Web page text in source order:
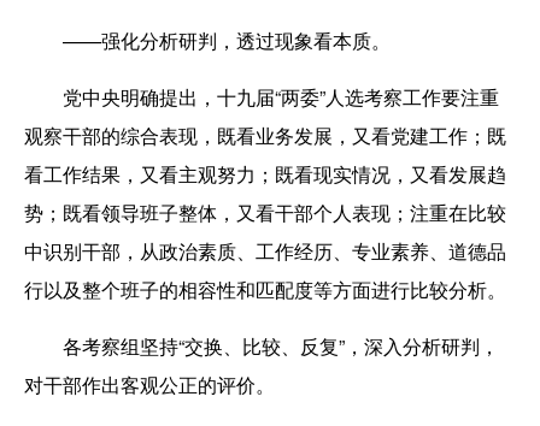
——强化分析研判，透过现象看本质。
党中央明确提出，十九届“两委”人选考察工作要注重
观察干部的综合表现，既看业务发展，又看党建工作；既
看工作结果，又看主观努力；既看现实情况，又看发展趋
势；既看领导班子整体，又看干部个人表现；注重在比较
中识别干部，从政治素质、工作经历、专业素养、道德品
行以及整个班子的相容性和匹配度等方面进行比较分析。
各考察组坚持“交换、比较、反复”，深入分析研判，
对干部作出客观公正的评价。